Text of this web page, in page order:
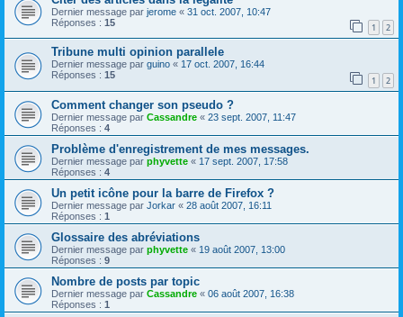
Dernier message par jerome « 31 oct. 2007, 10:47
Réponses : 15 1 2
Tribune multi opinion parallele
Dernier message par guino « 17 oct. 2007, 16:44
Réponses : 15 1 2
Comment changer son pseudo ?
Dernier message par Cassandre « 23 sept. 2007, 11:47
Réponses : 4
Problème d'enregistrement de mes messages.
Dernier message par phyvette « 17 sept. 2007, 17:58
Réponses : 4
Un petit icône pour la barre de Firefox ?
Dernier message par Jorkar « 28 août 2007, 16:11
Réponses : 1
Glossaire des abréviations
Dernier message par phyvette « 19 août 2007, 13:00
Réponses : 9
Nombre de posts par topic
Dernier message par Cassandre « 06 août 2007, 16:38
Réponses : 1